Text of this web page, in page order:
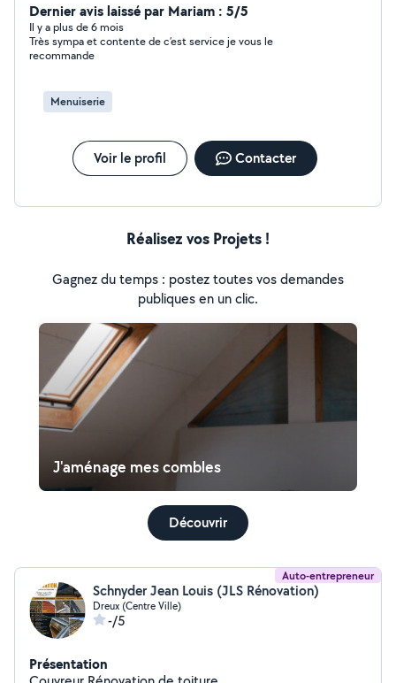
Dernier avis laissé par Mariam : 5/5
Il y a plus de 6 mois
Très sympa et contente de c’est service je vous le
recommande
Menuiserie
Voir le profil Contacter
Réalisez vos Projets !
Gagnez du temps : postez toutes vos demandes
publiques en un clic.
J'aménage mes combles
Découvrir
Auto-entrepreneur
Schnyder Jean Louis (JLS Rénovation)
Dreux (Centre Ville)
-/5
Présentation